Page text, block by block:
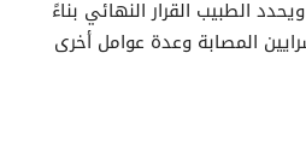
الطبيب القرار النهائي بناءً
المصابة وعدة عوامل أخرى